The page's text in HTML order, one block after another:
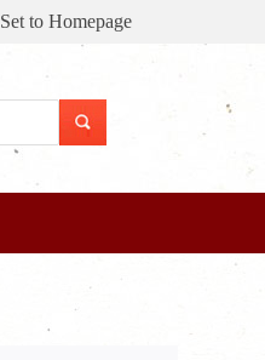
Set to Homepage